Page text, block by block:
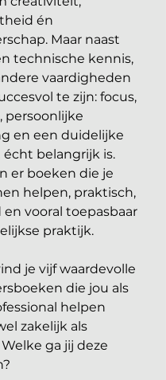
én
Maar naast
technische kennis,
vaardigheden
te zijn: focus,
persoonlijke
en een duidelijke
écht belangrijk is.
er boeken die je
helpen, praktisch,
vooral toepasbaar
praktijk.
je vijf waardevolle
die jou als
helpen
zakelijk als
ga jij deze